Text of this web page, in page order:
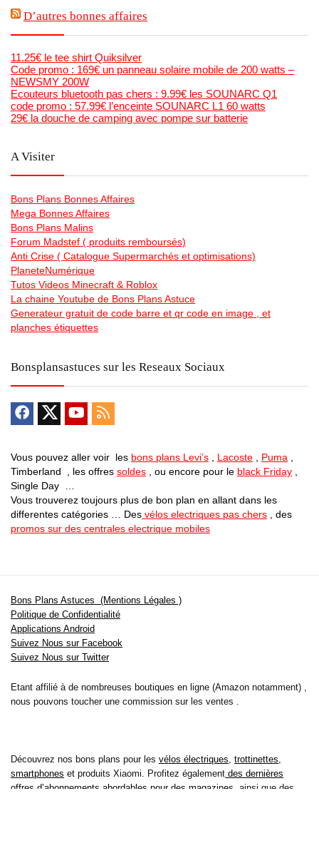
D’autres bonnes affaires
11.25€ le tee shirt Quiksilver
Code promo : 169€ un panneau solaire mobile de 200 watts –
NEWSMY 200W
Ecouteurs bluetooth pas chers : 9.99€ les SOUNARC Q1
code promo : 57.99€ l’enceinte SOUNARC L1 60 watts
29€ la douche de camping avec pompe sur batterie
A Visiter
Bons Plans Bonnes Affaires
Mega Bonnes Affaires
Bons Plans Malins
Forum Madstef ( produits remboursés)
Anti Crise ( Catalogue Supermarchés et optimisations)
PlaneteNumérique
Tutos Videos Minecraft & Roblox
La chaine Youtube de Bons Plans Astuce
Generateur gratuit de code barre et qr code en image , et
planches étiquettes
Bonsplansastuces sur les Reseaux Sociaux
Vous pouvez aller voir les bons plans Levi’s Lacoste Puma
Timberland , les offres soldes , ou encore pour le black Friday
Single Day …
Vous trouverez toujours plus de bon plan en allant dans les
differentes catégories … Des vélos electriques pas chers , des
promos sur des centrales electrique mobiles
Bons Plans Astuces (Mentions Légales )
Politique de Confidentialité
Applications Android
Suivez Nous sur Facebook
Suivez Nous sur Twitter
Etant affilié à de nombreuses boutiques en ligne (Amazon notamment) ,
nous pouvons toucher une commission sur les ventes .
Découvrez nos bons plans pour les vélos électriques trottinettes
smartphones et produits Xiaomi. Profitez également des dernières
offres d’abonnements abordables pour des magazines , ainsi que des